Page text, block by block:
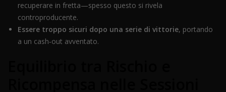
recuperare in fretta—spesso questo si rivela
controproducente.
Essere troppo sicuri dopo una serie di vittorie, portando
a un cash‑out avventato.